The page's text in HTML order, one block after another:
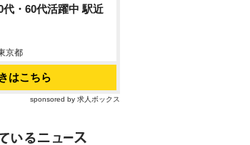
・60代活躍中 駅近
京都
はこちら
sponsored by 求人ボックス